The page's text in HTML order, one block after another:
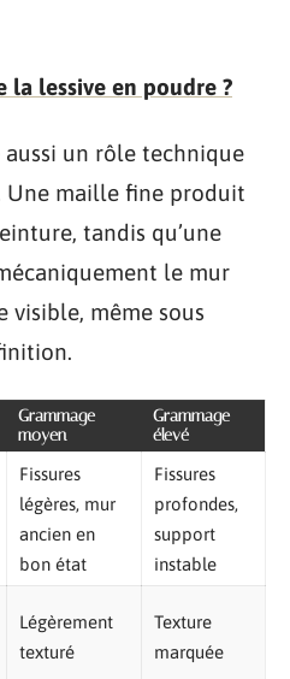
la lessive en poudre ?
un rôle technique
Une maille fine produit
tandis qu’une
le mur
visible, même sous
Grammage
moyen
Grammage
élevé
Fissures
légères, mur
ancien en
bon état
Fissures
profondes,
support
instable
Légèrement
texturé
Texture
marquée